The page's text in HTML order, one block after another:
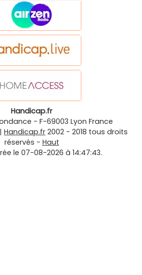
Handicap.fr
- F-69003 Lyon France
| Handicap.fr 2002 - 2018 tous droits
réservés - Haut
le 07-08-2026 à 14:47:43.